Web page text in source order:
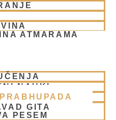
ATMARAMA
NAUKI
GITA
PESEM